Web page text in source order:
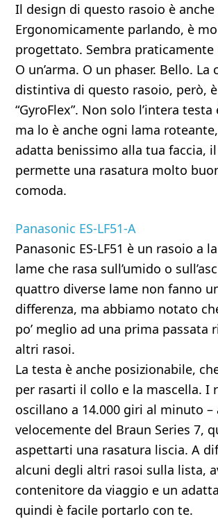
Il design di questo rasoio è
Ergonomicamente parlando, è
progettato. Sembra praticamente
O un’arma. O un phaser. Bello.
distintiva di questo rasoio, però,
“GyroFlex”. Non solo l’intera
ma lo è anche ogni lama
adatta benissimo alla tua faccia,
permette una rasatura molto
comoda.
Panasonic ES-LF51-A
Panasonic ES-LF51 è un rasoio a
lame che rasa sull’umido o
quattro diverse lame non fanno
differenza, ma abbiamo notato
po’ meglio ad una prima passata
altri rasoi.
La testa è anche posizionabile,
per rasarti il collo e la mascella. I
oscillano a 14.000 giri al minuto –
velocemente del Braun Series 7,
aspettarti una rasatura liscia. A
alcuni degli altri rasoi sulla lista,
contenitore da viaggio e un
quindi è facile portarlo con te.